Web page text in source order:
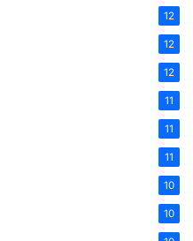
12
12
12
11
11
11
10
10